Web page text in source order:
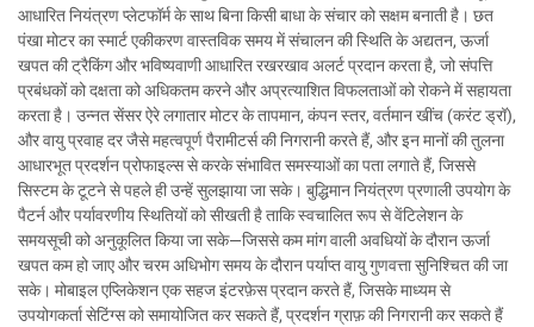
आधारित नियंत्रण प्लेटफॉर्म के साथ बिना किसी बाधा के संचार को सक्षम बनाती है। छत
पंखा मोटर का स्मार्ट एकीकरण वास्तविक समय में संचालन की स्थिति के अद्यतन, ऊर्जा
खपत की ट्रैकिंग और भविष्यवाणी आधारित रखरखाव अलर्ट प्रदान करता है, जो संपत्ति
प्रबंधकों को दक्षता को अधिकतम करने और अप्रत्याशित विफलताओं को रोकने में सहायता
करता है। उन्नत सेंसर ऐरे लगातार मोटर के तापमान, कंपन स्तर, वर्तमान खींच (करंट ड्रॉ),
और वायु प्रवाह दर जैसे महत्वपूर्ण पैरामीटर्स की निगरानी करते हैं, और इन मानों की तुलना
आधारभूत प्रदर्शन प्रोफाइल्स से करके संभावित समस्याओं का पता लगाते हैं, जिससे
सिस्टम के टूटने से पहले ही उन्हें सुलझाया जा सके। बुद्धिमान नियंत्रण प्रणाली उपयोग के
पैटर्न और पर्यावरणीय स्थितियों को सीखती है ताकि स्वचालित रूप से वेंटिलेशन के
समयसूची को अनुकूलित किया जा सके—जिससे कम मांग वाली अवधियों के दौरान ऊर्जा
खपत कम हो जाए और चरम अधिभोग समय के दौरान पर्याप्त वायु गुणवत्ता सुनिश्चित की जा
सके। मोबाइल एप्लिकेशन एक सहज इंटरफ़ेस प्रदान करते हैं, जिसके माध्यम से
उपयोगकर्ता सेटिंग्स को समायोजित कर सकते हैं, प्रदर्शन ग्राफ़ की निगरानी कर सकते हैं